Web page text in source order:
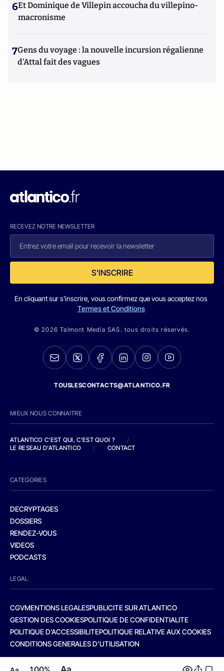
6Et Dominique de Villepin accoucha du villepino-
macronisme
7Gens du voyage : la nouvelle incursion régalienne
d'Attal fait des vagues
RECEVEZ NOTRE NEWSLETTER
S'INSCRIRE
En cliquant sur s'inscrire, vous confirmez que vous acceptez nos
Termes et Conditions
© 2026 Talmont Media SAS. tous droits réservés.
TOUSLESCONTACTS@ATLANTICO.FR
MIEUX NOUS CONNAITRE
ATLANTICO C'EST QUI, C'EST QUOI ?
/
LE RESEAU D'ATLANTICO
/ CONTACT
CATEGORIES
DECRYPTAGES
DOSSIERS
RENDEZ-VOUS
VIDEOS
PODCASTS
LEGAL
CGVMENTIONS LEGALESPUBLICITE SUR ATLANTICO
GESTION DES COOKIESPOLITIQUE DE CONFIDENTIALITE
POLITIQUE D’ACCESSIBILITEPOLITIQUE RELATIVE AUX COOKIES
CONDITIONS GENERALES D’UTILISATION